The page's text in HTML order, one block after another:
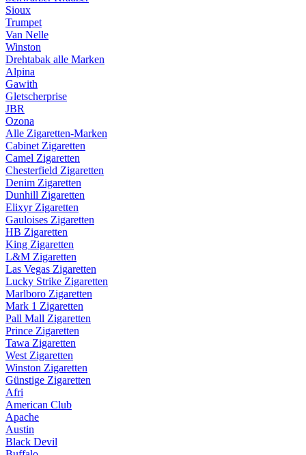
Sioux
Trumpet
Van Nelle
Winston
Drehtabak alle Marken
Alpina
Gawith
Gletscherprise
JBR
Ozona
Alle Zigaretten-Marken
Cabinet Zigaretten
Camel Zigaretten
Chesterfield Zigaretten
Denim Zigaretten
Dunhill Zigaretten
Elixyr Zigaretten
Gauloises Zigaretten
HB Zigaretten
King Zigaretten
L&M Zigaretten
Las Vegas Zigaretten
Lucky Strike Zigaretten
Marlboro Zigaretten
Mark 1 Zigaretten
Pall Mall Zigaretten
Prince Zigaretten
Tawa Zigaretten
West Zigaretten
Winston Zigaretten
Günstige Zigaretten
Afri
American Club
Apache
Austin
Black Devil